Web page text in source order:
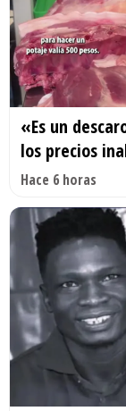
«Es un
los precios
Hace 6 horas